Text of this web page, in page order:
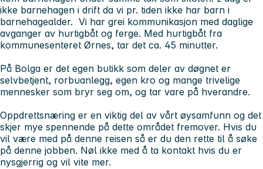
ikke barnehagen i drift da vi pr. tiden ikke har barn i
barnehagealder. Vi har grei kommunikasjon med daglige
avganger av hurtigbåt og ferge. Med hurtigbåt fra
kommunesenteret Ørnes, tar det ca. 45 minutter.
På Bolga er det egen butikk som deler av døgnet er
selvbetjent, rorbuanlegg, egen kro og mange trivelige
mennesker som bryr seg om, og tar vare på hverandre.
Oppdrettsnæring er en viktig del av vårt øysamfunn og det
skjer mye spennende på dette området fremover. Hvis du
vil være med på denne reisen så er du den rette til å søke
på denne jobben. Nøl ikke med å ta kontakt hvis du er
nysgjerrig og vil vite mer.